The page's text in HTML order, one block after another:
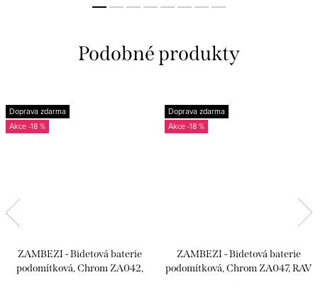
Doprava zdarma
-18 %
ZAMBEZI - Bidetová baterie
podomítková, Chrom ZA042,
Doprava zdarma
-18 %
ZAMBEZI - Bidetová baterie
podomítková, Chrom ZA047, RAV